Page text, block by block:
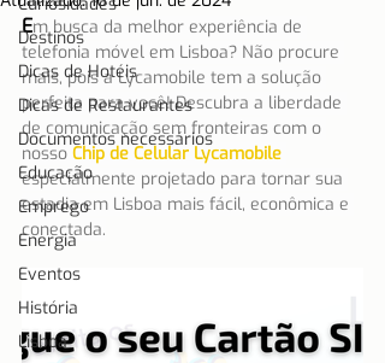
Destinos
Dicas de Hotéis
Dicas de Restaurantes
Documentos necessários
Educação
Emprego
Energia
Eventos
História
Lisboa
Em busca da melhor experiência de
telefonia móvel em Lisboa? Não procure
mais, pois a Lycamobile tem a solução
perfeita para você! Descubra a liberdade
de comunicação sem fronteiras com o
nosso Chip de Celular Lycamobile
especialmente projetado para tornar sua
estadia em Lisboa mais fácil, econômica e
conectada.